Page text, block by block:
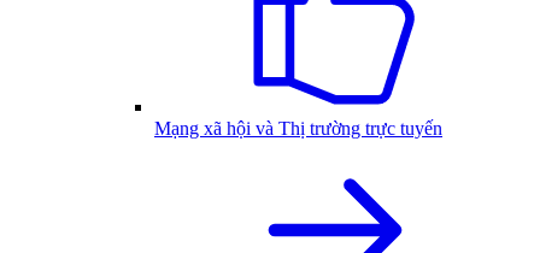
Mạng xã hội và Thị trường trực tuyến